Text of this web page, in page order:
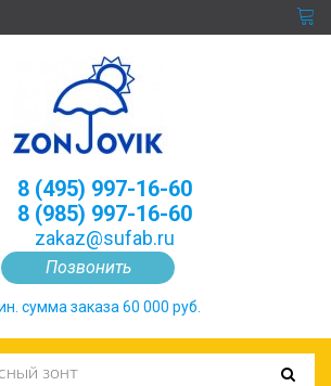
Позвонить
8 (495) 997-16-60
8 (985) 997-16-60
zakaz@sufab.ru
сумма заказа 60 000 руб.